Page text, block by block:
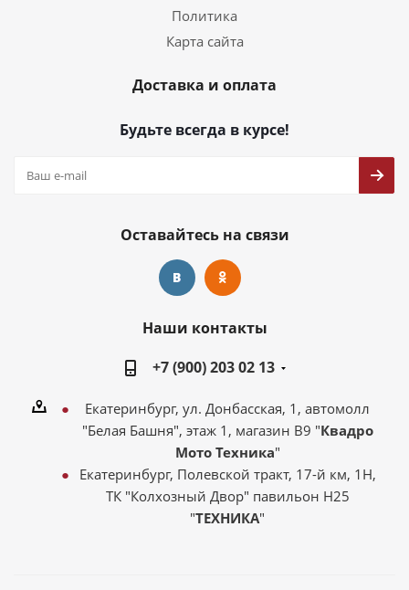
Политика
Карта сайта
Доставка и оплата
Будьте всегда в курсе!
Оставайтесь на связи
Наши контакты
+7 (900) 203 02 13
Екатеринбург, ул. Донбасская, 1, автомолл
"Белая Башня", этаж 1, магазин В9 "Квадро
Мото Техника"
Екатеринбург, Полевской тракт, 17-й км, 1Н,
ТК "Колхозный Двор" павильон Н25
"ТЕХНИКА"